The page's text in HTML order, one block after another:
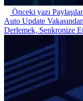
Önceki yazı
Auto Update
Derlemek, Senkronize